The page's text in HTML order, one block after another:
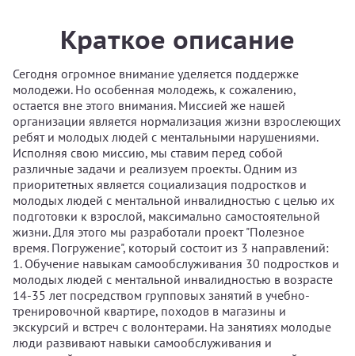
Краткое описание
Сегодня огромное внимание уделяется поддержке
молодежи. Но особенная молодежь, к сожалению,
остается вне этого внимания. Миссией же нашей
организации является нормализация жизни взрослеющих
ребят и молодых людей с ментальными нарушениями.
Исполняя свою миссию, мы ставим перед собой
различные задачи и реализуем проекты. Одним из
приоритетных является социализация подростков и
молодых людей с ментальной инвалидностью с целью их
подготовки к взрослой, максимально самостоятельной
жизни. Для этого мы разработали проект "Полезное
время. Погружение", который состоит из 3 направлений:
1. Обучение навыкам самообслуживания 30 подростков и
молодых людей с ментальной инвалидностью в возрасте
14-35 лет посредством групповых занятий в учебно-
тренировочной квартире, походов в магазины и
экскурсий и встреч с волонтерами. На занятиях молодые
люди развивают навыки самообслуживания и